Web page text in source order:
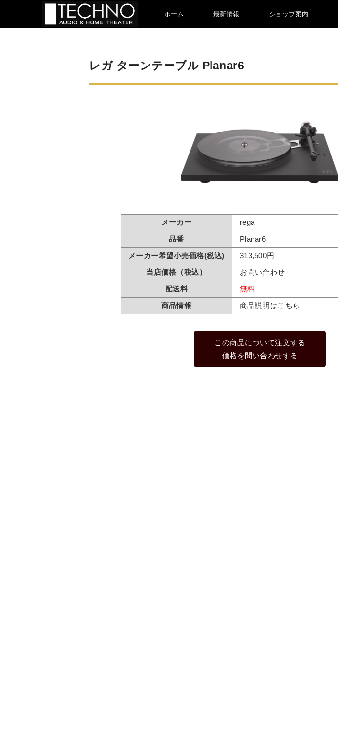
ホーム 最新情報 ショップ案内
レガ ターンテーブル Planar6
メーカー
rega
品番
Planar6
メーカー希望小売価格(税込)
313,500円
当店価格（税込）
お問い合わせ
配送料
無料
商品情報
商品説明はこちら
この商品について注文する
価格を問い合わせする